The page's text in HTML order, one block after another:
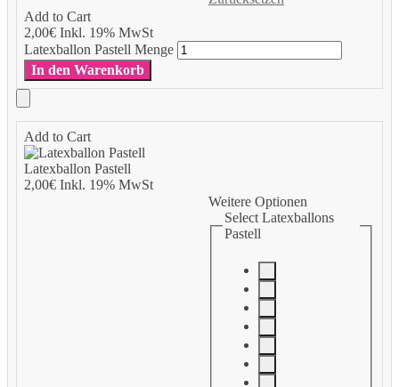
Add to Cart
2,00€Inkl. 19% MwSt
Latexballon Pastell Menge
In den Warenkorb
Add to Cart
Latexballon Pastell
2,00€Inkl. 19% MwSt
Weitere Optionen
Select Latexballons
Pastell